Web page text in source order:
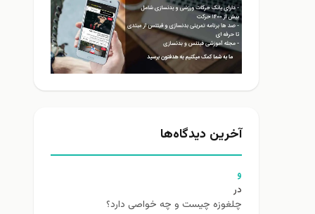
آخرین دیدگاه‌ها
و
در
چلغوزه چیست و چه خواصی دارد؟